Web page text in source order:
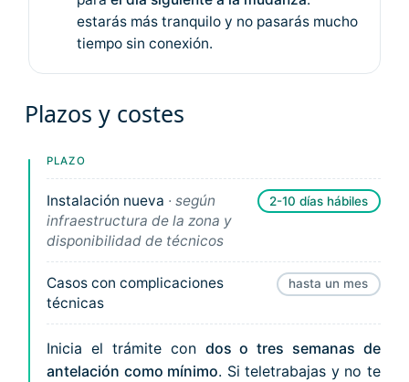
estarás más tranquilo y no pasarás mucho
tiempo sin conexión.
Plazos y costes
PLAZO
Instalación nueva · según
infraestructura de la zona y
disponibilidad de técnicos
2-10 días hábiles
Casos con complicaciones
técnicas
hasta un mes
Inicia el trámite con dos o tres semanas de
antelación como mínimo. Si teletrabajas y no te